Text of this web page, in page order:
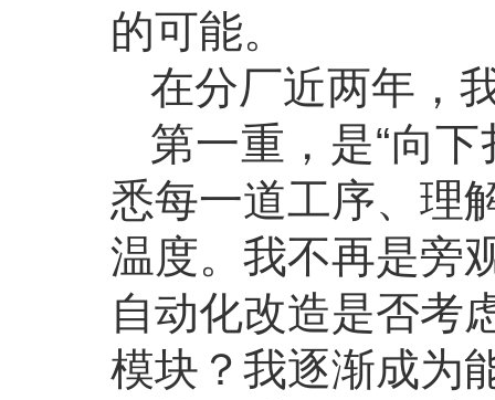
的可能。
在分厂近两年，
第一重，是“向
悉每一道工序、理
温度。我不再是旁
自动化改造是否考
模块？我逐渐成为